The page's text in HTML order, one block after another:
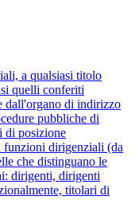
a qualsiasi titolo
quelli conferiti
dall'organo di indirizzo
pubbliche di
di posizione
funzioni dirigenziali (da
che distinguano le
dirigenti, dirigenti
titolari di